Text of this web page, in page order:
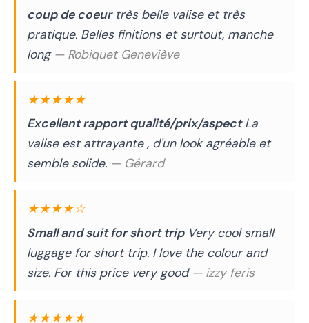
coup de coeurtrès belle valise et très
pratique. Belles finitions et surtout, manche
long — Robiquet Geneviève
★★★★★
Excellent rapport qualité/prix/aspectLa
valise est attrayante , d'un look agréable et
semble solide. — Gérard
★★★★☆
Small and suit for short tripVery cool small
luggage for short trip. I love the colour and
size. For this price very good — izzy feris
★★★★★